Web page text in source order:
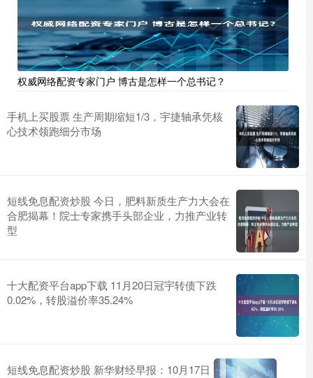
权威网络配资专家门户 博古是怎样一个总书记？
手机上买股票 生产周期缩短1/3，宇捷轴承凭核
心技术领跑细分市场
短线免息配资炒股 今日，肥料新质生产力大会在
合肥揭幕！院士专家携手头部企业，力推产业转
型
十大配资平台app下载 11月20日冠宇转债下跌
0.02%，转股溢价率35.24%
短线免息配资炒股 新华财经早报：10月17日